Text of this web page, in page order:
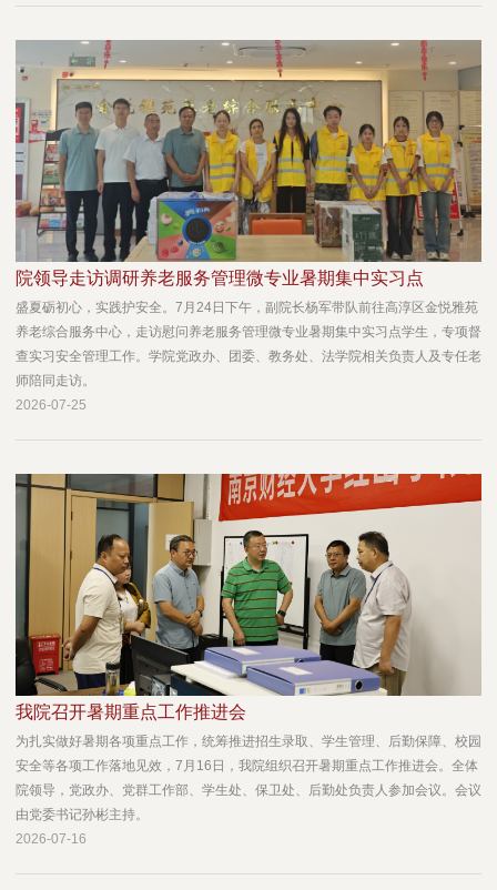
院领导走访调研养老服务管理微专业暑期集中实习点
盛夏砺初心，实践护安全。7月24日下午，副院长杨军带队前往高淳区金悦雅苑
养老综合服务中心，走访慰问养老服务管理微专业暑期集中实习点学生，专项督
查实习安全管理工作。学院党政办、团委、教务处、法学院相关负责人及专任老
师陪同走访。
2026-07-25
我院召开暑期重点工作推进会
为扎实做好暑期各项重点工作，统筹推进招生录取、学生管理、后勤保障、校园
安全等各项工作落地见效，7月16日，我院组织召开暑期重点工作推进会。全体
院领导，党政办、党群工作部、学生处、保卫处、后勤处负责人参加会议。会议
由党委书记孙彬主持。
2026-07-16